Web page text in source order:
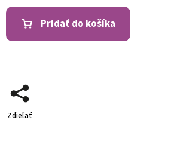
Pridať do košíka
Zdieľať